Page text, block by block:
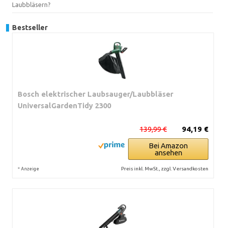
Laubbläsern?
Bestseller
Bosch elektrischer Laubsauger/Laubbläser
UniversalGardenTidy 2300
94,19 €
139,99 €
Bei Amazon
ansehen
* Anzeige Preis inkl. MwSt., zzgl. Versandkosten